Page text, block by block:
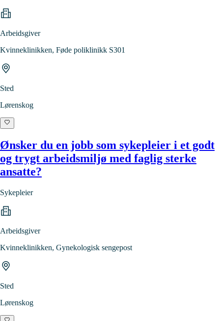
Arbeidsgiver
Kvinneklinikken, Føde poliklinikk S301
Sted
Lørenskog
Ønsker du en jobb som sykepleier i et godt
og trygt arbeidsmiljø med faglig sterke
ansatte?
Sykepleier
Arbeidsgiver
Kvinneklinikken, Gynekologisk sengepost
Sted
Lørenskog